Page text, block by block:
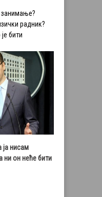
занимање?
радник?
бити
нисам
он неће бити